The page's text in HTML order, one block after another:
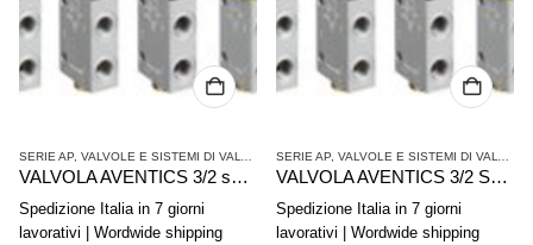
SERIE AP VALVOLE E SISTEMI DI VALVOLE AVENTICS ,VALVOLE SINGOLE
VALVOLA AVENTICS 3/2 serie AP R450055451
Spedizione Italia in 7 giorni
lavorativi | Wordwide shipping
SERIE AP VALVOLE E SISTEMI DI VALVOLE AVENTICS
VALVOLA AVENTICS 3/2 Serie AP 0820408005
Spedizione Italia in 7 giorni
lavorativi | Wordwide shipping